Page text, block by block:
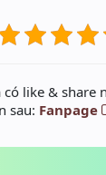
like & share
sau: Fanpage